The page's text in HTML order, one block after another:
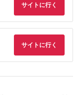
サイトに行く
サイトに行く